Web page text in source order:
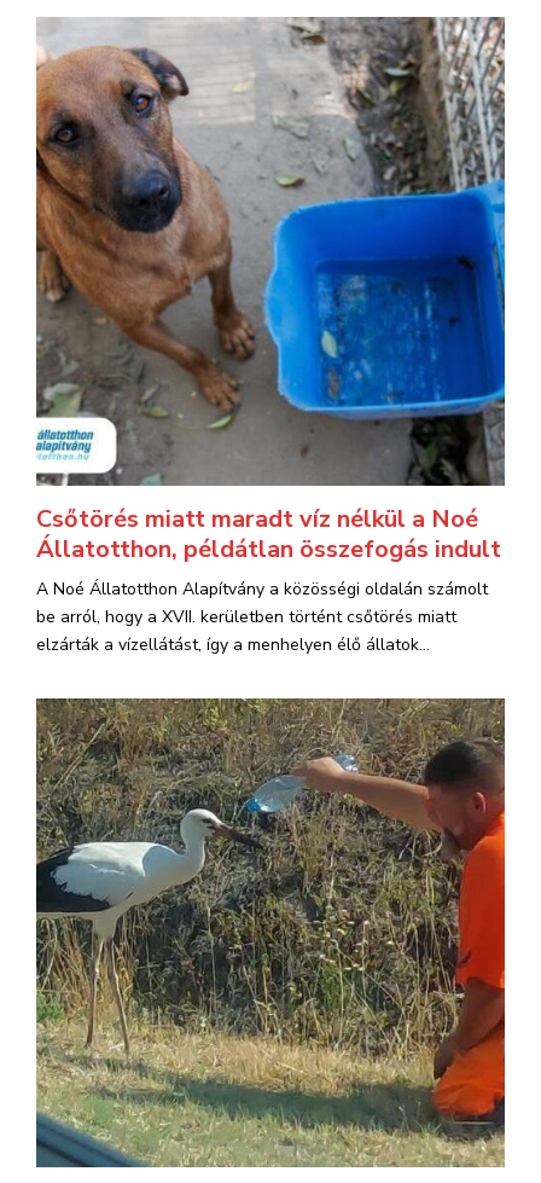
Csőtörés miatt maradt víz nélkül a Noé
Állatotthon, példátlan összefogás indult
A Noé Állatotthon Alapítvány a közösségi oldalán számolt
be arról, hogy a XVII. kerületben történt csőtörés miatt
elzárták a vízellátást, így a menhelyen élő állatok...